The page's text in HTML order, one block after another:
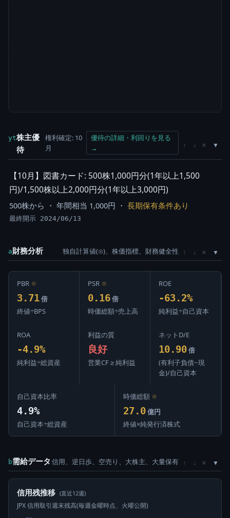
yt株主優
待
権利確定: 10
月
優待の詳細・利回りを見る
→
↑ ↓ ×
【10月】図書カード: 500株1,000円分(1年以上1,500
円)/1,500株以上2,000円分(1年以上3,000円)
500株から ・ 年間相当 1,000円 ・ 長期保有条件あり
最終開示 2024/06/13
a財務分析 独自計算値(⊙)、株価指標、財務健全性 ↑ ↓ ×
PBR ⊙
3.71 倍
終値÷BPS
PSR ⊙
0.16 倍
時価総額÷売上高
ROE
-63.2%
純利益÷自己資本
ROA
-4.9%
純利益÷総資産
利益の質
良好
営業CF ≥ 純利益
ネットD/E
10.90 倍
(有利子負債−現
金)/自己資本
自己資本比率
4.9%
自己資本÷総資産
時価総額 ⊙
27.0 億円
終値×純発行済株式
b需給データ 信用、逆日歩、空売り、大株主、大量保有 ↑ ↓ ×
信用残推移 (直近12週)
JPX 信用取引週末残高(毎週金曜時点、火曜公開)